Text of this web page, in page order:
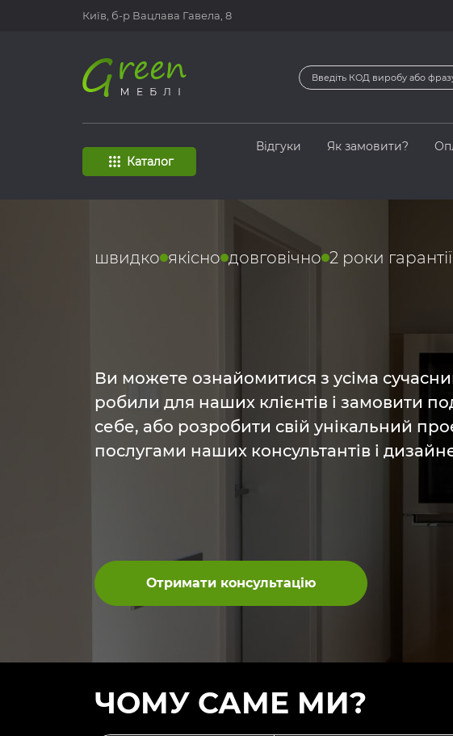
Київ, б-р Вацлава Гавела, 8
Каталог
Відгуки Як замовити?
швидко якісно довговічно 2 роки гарантії
Ви можете ознайомитися з усіма
робили для наших клієнтів і замовити
себе, або розробити свій унікальний
послугами наших консультантів і
Отримати консультацію
ЧОМУ САМЕ МИ?